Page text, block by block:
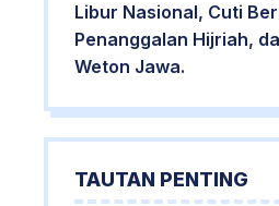
Libur Nasional, Cuti
Penanggalan Hijriah,
Weton Jawa.
TAUTAN PENTING